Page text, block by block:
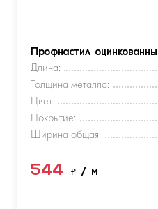
Профнастил
Длина:
Толщина металла:
Цвет:
Покрытие:
Ширина общая:
544 ₽ / м